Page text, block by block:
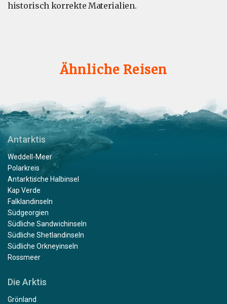
historisch korrekte Materialien.
Ähnliche Reisen
Antarktis
Weddell-Meer
Polarkreis
Antarktische Halbinsel
Kap Verde
Falklandinseln
Südgeorgien
Südliche Sandwichinseln
Südliche Shetlandinseln
Südliche Orkneyinseln
Rossmeer
Die Arktis
Grönland